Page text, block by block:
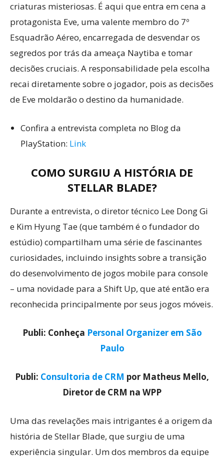
criaturas misteriosas. É aqui que entra em cena a
protagonista Eve, uma valente membro do 7º
Esquadrão Aéreo, encarregada de desvendar os
segredos por trás da ameaça Naytiba e tomar
decisões cruciais. A responsabilidade pela escolha
recai diretamente sobre o jogador, pois as decisões
de Eve moldarão o destino da humanidade.
Confira a entrevista completa no Blog da
PlayStation: Link
COMO SURGIU A HISTÓRIA DE
STELLAR BLADE?
Durante a entrevista, o diretor técnico Lee Dong Gi
e Kim Hyung Tae (que também é o fundador do
estúdio) compartilham uma série de fascinantes
curiosidades, incluindo insights sobre a transição
do desenvolvimento de jogos mobile para console
– uma novidade para a Shift Up, que até então era
reconhecida principalmente por seus jogos móveis.
Publi: Conheça Personal Organizer em São
Paulo
Publi: Consultoria de CRM por Matheus Mello,
Diretor de CRM na WPP
Uma das revelações mais intrigantes é a origem da
história de Stellar Blade, que surgiu de uma
experiência singular. Um dos membros da equipe